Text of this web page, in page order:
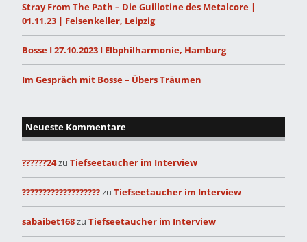
Stray From The Path – Die Guillotine des Metalcore |
01.11.23 | Felsenkeller, Leipzig
Bosse I 27.10.2023 I Elbphilharmonie, Hamburg
Im Gespräch mit Bosse – Übers Träumen
Neueste Kommentare
??????24zu Tiefseetaucher im Interview
???????????????????zu Tiefseetaucher im Interview
sabaibet168zu Tiefseetaucher im Interview